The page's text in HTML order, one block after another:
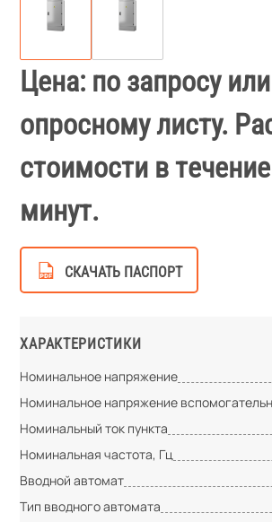
Цена: по запросу или
опросному листу.
стоимости в
минут.
СКАЧАТЬ ПАСПОРТ
ХАРАКТЕРИСТИКИ
Номинальное напряжение
Номинальное напряжение
Номинальный ток пункта
Номинальная частота, Гц
Вводной автомат
Тип вводного автомата